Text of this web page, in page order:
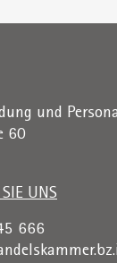
und
60
UNS
666